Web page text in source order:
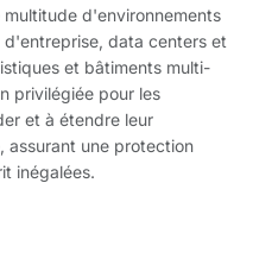
d'environnements
data centers et
et bâtiments multi-
privilégiée pour les
et à étendre leur
assurant une protection
inégalées.